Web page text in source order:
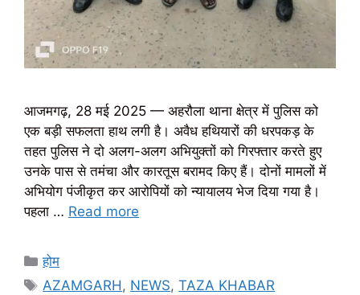
आजमगढ़, 28 मई 2025 — अहरौला थाना क्षेत्र में पुलिस को
एक बड़ी सफलता हाथ लगी है। अवैध हथियारों की धरपकड़ के
तहत पुलिस ने दो अलग-अलग अभियुक्तों को गिरफ्तार करते हुए
उनके पास से तमंचा और कारतूस बरामद किए हैं। दोनों मामलों में
अभियोग पंजीकृत कर आरोपियों को न्यायालय भेज दिया गया है।
पहला … Read more
Categories
होम
Tags
AZAMGARH, NEWS,TAZA KHABAR